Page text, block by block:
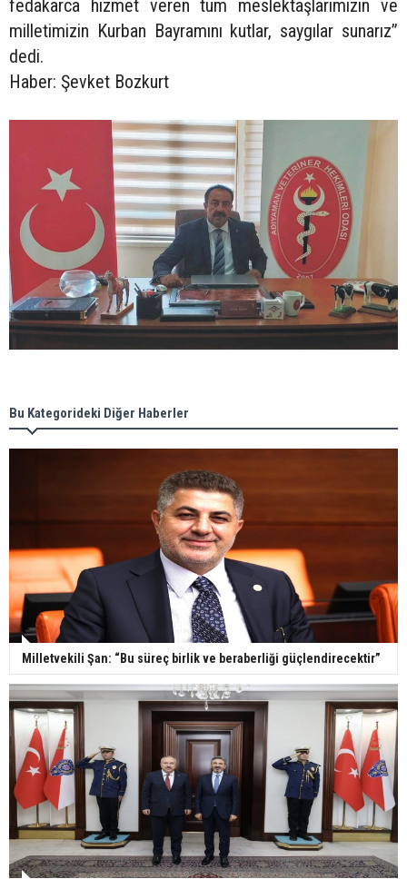
fedakarca hizmet veren tüm meslektaşlarımızın ve
milletimizin Kurban Bayramını kutlar, saygılar sunarız”
dedi.
Haber: Şevket Bozkurt
Bu Kategorideki Diğer Haberler
Milletvekili Şan: “Bu süreç birlik ve beraberliği güçlendirecektir”